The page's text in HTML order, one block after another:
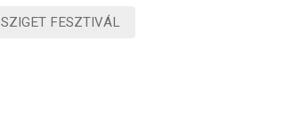
SZIGET FESZTIVÁL